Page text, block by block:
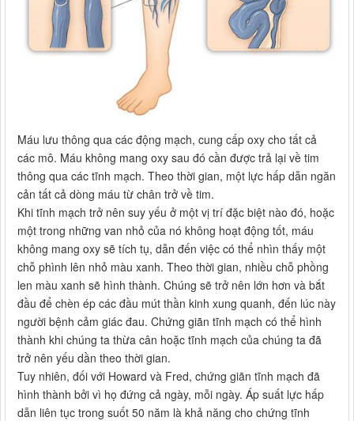
Máu lưu thông qua các động mạch, cung cấp oxy cho tất cả
các mô. Máu không mang oxy sau đó cần được trả lại về tim
thông qua các tĩnh mạch. Theo thời gian, một lực hấp dẫn ngăn
cản tất cả dòng máu từ chân trở về tim.
Khi tĩnh mạch trở nên suy yếu ở một vị trí đặc biệt nào đó, hoặc
một trong những van nhỏ của nó không hoạt động tốt, máu
không mang oxy sẽ tích tụ, dẫn đến việc có thể nhìn thấy một
chỗ phình lên nhỏ màu xanh. Theo thời gian, nhiều chỗ phồng
len màu xanh sẽ hình thành. Chúng sẽ trở nên lớn hơn và bắt
đầu để chèn ép các đầu mút thần kinh xung quanh, đến lúc này
người bệnh cảm giác đau. Chứng giãn tĩnh mạch có thể hình
thành khi chúng ta thừa cân hoặc tĩnh mạch của chúng ta đã
trở nên yếu dần theo thời gian.
Tuy nhiên, đối với Howard và Fred, chứng giãn tĩnh mạch đã
hình thành bởi vì họ đứng cả ngày, mỗi ngày. Áp suất lực hấp
dẫn liên tục trong suốt 50 năm là khả năng cho chứng tĩnh